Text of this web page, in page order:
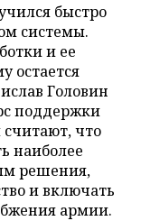
быстро
системы.
и ее
остается
Головин
поддержки
что
наиболее
решения,
и включать
армии.